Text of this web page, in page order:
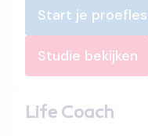
Start je proefles
Studie bekijken
Life Coach